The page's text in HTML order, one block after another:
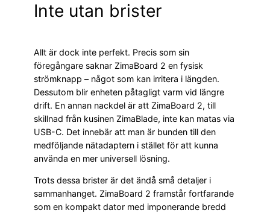
Inte utan brister
Allt är dock inte perfekt. Precis som sin
föregångare saknar ZimaBoard 2 en fysisk
strömknapp – något som kan irritera i längden.
Dessutom blir enheten påtagligt varm vid längre
drift. En annan nackdel är att ZimaBoard 2, till
skillnad från kusinen ZimaBlade, inte kan matas via
USB-C. Det innebär att man är bunden till den
medföljande nätadaptern i stället för att kunna
använda en mer universell lösning.
Trots dessa brister är det ändå små detaljer i
sammanhanget. ZimaBoard 2 framstår fortfarande
som en kompakt dator med imponerande bredd